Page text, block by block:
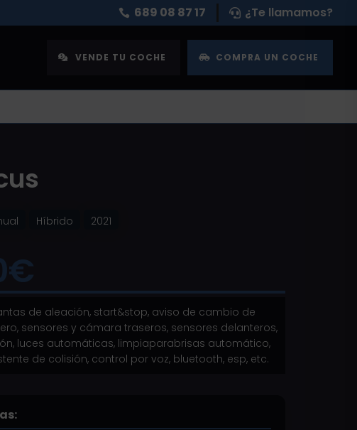
 689 08 87 17  ¿Te llamamos?
VENDE TU COCHE COMPRA UN COCHE
Híbrido 2021
de aleación, start&stop, aviso de cambio de
sensores y cámara traseros, sensores delanteros,
luces automáticas, limpiaparabrisas automático,
de colisión, control por voz, bluetooth, esp, etc.